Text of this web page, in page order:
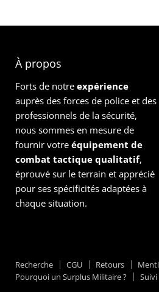
À propos
Forts de notre expérience
auprès des forces de police et des
professionnels de la sécurité,
nous sommes en mesure de
fournir votre équipement de
combat tactique qualitatif,
éprouvé sur le terrain et apprécié
pour ses spécificités adaptées à
chaque situation.
Recherche CGU Retours
Pourquoi un Surplus Militaire ?
Suivi